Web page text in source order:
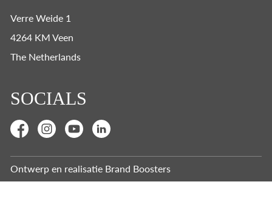
Verre Weide 1
4264 KM Veen
The Netherlands
SOCIALS
Ontwerp en realisatie Brand Boosters